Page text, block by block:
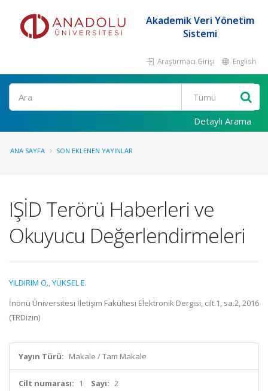
Akademik Veri Yönetim
Sistemi
Araştırmacı Girişi English
Ara
Detaylı Arama
ANA SAYFA SON EKLENEN YAYINLAR
IŞİD Terörü Haberleri ve
Okuyucu Değerlendirmeleri
YILDIRIM O.,YÜKSEL E.
İnönü Üniversitesi İletişim Fakültesi Elektronik Dergisi, cilt.1, sa.2, 2016
(TRDizin)
Yayın Türü: Makale / Tam Makale
Cilt numarası: 1 Sayı: 2